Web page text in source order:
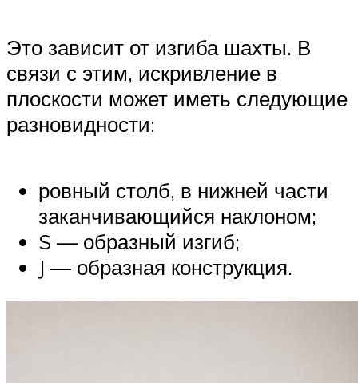
Это зависит от изгиба шахты. В
связи с этим, искривление в
плоскости может иметь следующие
разновидности:
ровный столб, в нижней части
заканчивающийся наклоном;
S — образный изгиб;
J — образная конструкция.